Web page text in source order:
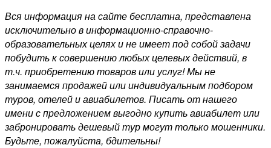
Вся информация на сайте бесплатна, представлена
исключительно в информационно-справочно-
образовательных целях и не имеет под собой задачи
побудить к совершению любых целевых действий, в
т.ч. приобретению товаров или услуг! Мы не
занимаемся продажей или индивидуальным подбором
туров, отелей и авиабилетов. Писать от нашего
имени с предложением выгодно купить авиабилет или
забронировать дешевый тур могут только мошенники.
Будьте, пожалуйста, бдительны!